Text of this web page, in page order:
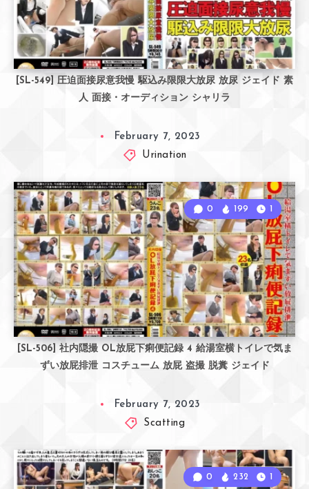
[SL-549] 圧迫面接尿意我慢 駆込み限限大放尿 放尿 ジェイド 素
人 面接・オーディション シャリラ
February 7, 2023
Urination
[SL-506] 社内隠撮 OL放屁下痢便記録 4 給湯室横トイレで気ま
ずい放屁排泄 コスチューム 放屁 盗撮 脱糞 ジェイド
0 199 1
February 7, 2023
Scatting
0 232 1